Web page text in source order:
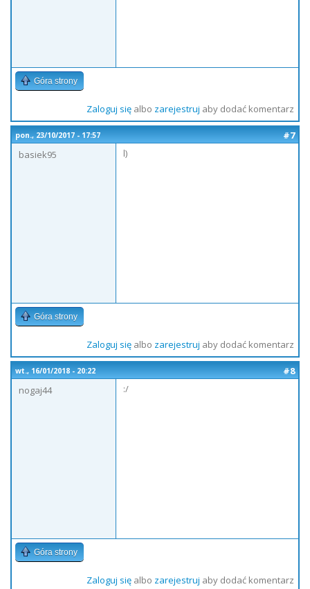
Góra strony
Zaloguj sięalbo zarejestruj aby dodać komentarz
pon., 23/10/2017 - 17:57
#7
basiek95
l)
Góra strony
Zaloguj sięalbo zarejestruj aby dodać komentarz
wt., 16/01/2018 - 20:22
#8
nogaj44
:/
Góra strony
Zaloguj sięalbo zarejestruj aby dodać komentarz